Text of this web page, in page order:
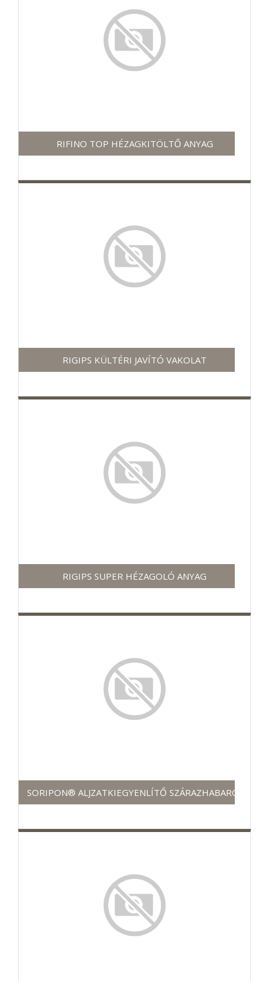
RIFINO TOP HÉZAGKITÖLTŐ ANYAG
RIGIPS KÜLTÉRI JAVÍTÓ VAKOLAT
RIGIPS SUPER HÉZAGOLÓ ANYAG
SORIPON® ALJZATKIEGYENLÍTŐ SZÁRAZHABARCS